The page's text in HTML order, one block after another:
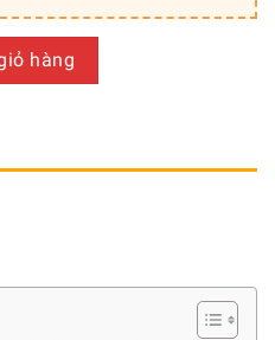
Tinh Tế và Độc Đáo - Mã:
hàng